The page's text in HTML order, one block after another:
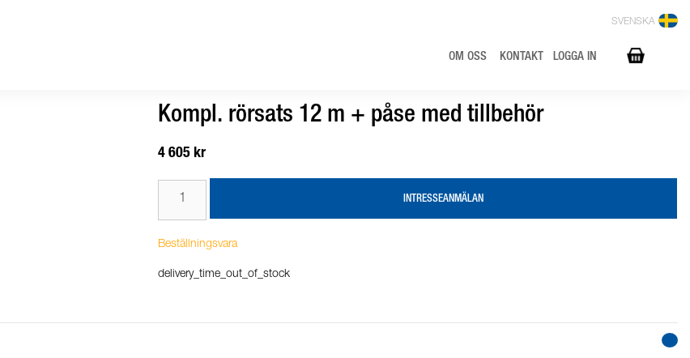
SVENSKA
OM OSS KONTAKT LOGGA IN
Kompl. rörsats 12 m + påse med tillbehör
4 605 kr
INTRESSEANMÄLAN
Beställningsvara
delivery_time_out_of_stock